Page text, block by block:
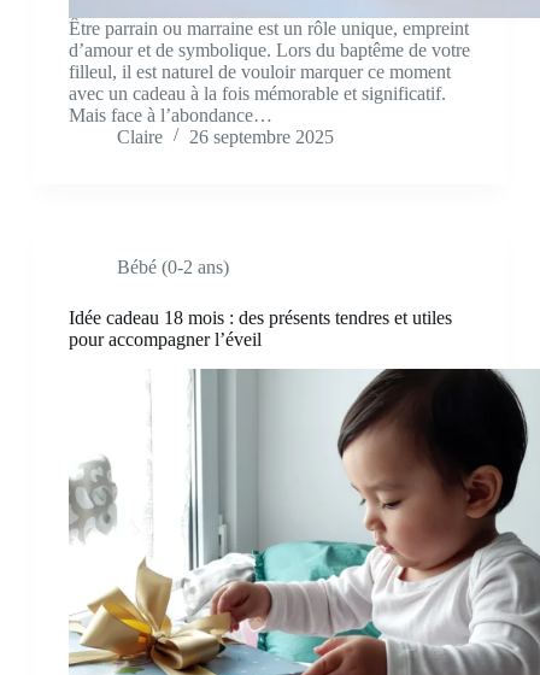
Être parrain ou marraine est un rôle unique, empreint
d’amour et de symbolique. Lors du baptême de votre
filleul, il est naturel de vouloir marquer ce moment
avec un cadeau à la fois mémorable et significatif.
Mais face à l’abondance…
Claire
26 septembre 2025
Bébé (0-2 ans)
Idée cadeau 18 mois : des présents tendres et utiles
pour accompagner l’éveil